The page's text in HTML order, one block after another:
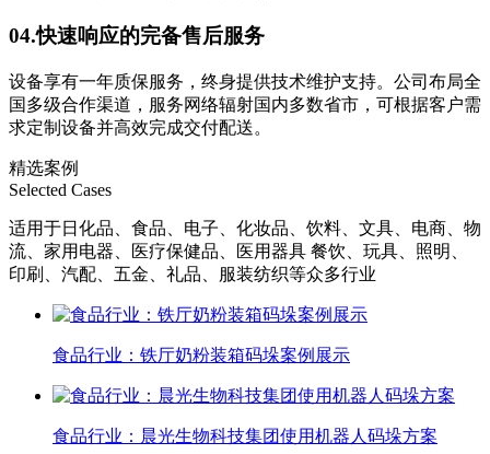
04.快速响应的完备售后服务
设备享有一年质保服务，终身提供技术维护支持。公司布局全
国多级合作渠道，服务网络辐射国内多数省市，可根据客户需
求定制设备并高效完成交付配送。
精选案例
Selected Cases
适用于日化品、食品、电子、化妆品、饮料、文具、电商、物
流、家用电器、医疗保健品、医用器具 餐饮、玩具、照明、
印刷、汽配、五金、礼品、服装纺织等众多行业
食品行业：铁厅奶粉装箱码垛案例展示
食品行业：晨光生物科技集团使用机器人码垛方案